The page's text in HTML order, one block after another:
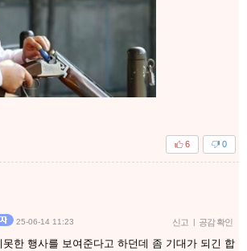
0
6
25-06-14 11:23 신고 | 공감 확인
못한 행사를 보여준다고 하던데 좀 기대가 되긴 합